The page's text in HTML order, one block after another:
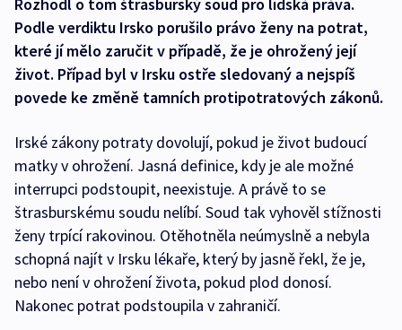
Rozhodl o tom štrasburský soud pro lidská práva.
Podle verdiktu Irsko porušilo právo ženy na potrat,
které jí mělo zaručit v případě, že je ohrožený její
život. Případ byl v Irsku ostře sledovaný a nejspíš
povede ke změně tamních protipotratových zákonů.
Irské zákony potraty dovolují, pokud je život budoucí
matky v ohrožení. Jasná definice, kdy je ale možné
interrupci podstoupit, neexistuje. A právě to se
štrasburskému soudu nelíbí. Soud tak vyhověl stížnosti
ženy trpící rakovinou. Otěhotněla neúmyslně a nebyla
schopná najít v Irsku lékaře, který by jasně řekl, že je,
nebo není v ohrožení života, pokud plod donosí.
Nakonec potrat podstoupila v zahraničí.